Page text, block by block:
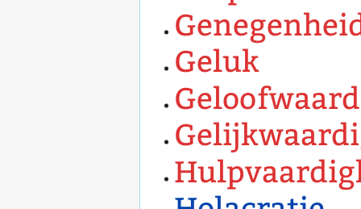
Geluk